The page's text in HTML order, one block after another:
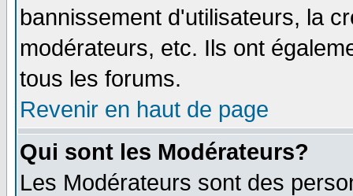
bannissement d'utilisateurs, la
modérateurs, etc. Ils ont
tous les forums.
Revenir en haut de page
Qui sont les Modérateurs?
Les Modérateurs sont des